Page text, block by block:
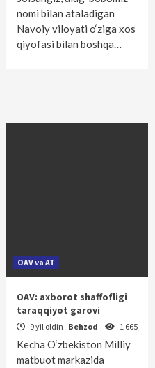
nomi bilan ataladigan
Navoiy viloyati o‘ziga xos
qiyofasi bilan boshqa…
OAV va AT
OAV: axborot shaffofligi
taraqqiyot garovi
9 yil oldin Behzod 1 665
Kecha O‘zbekiston Milliy
matbuot markazida